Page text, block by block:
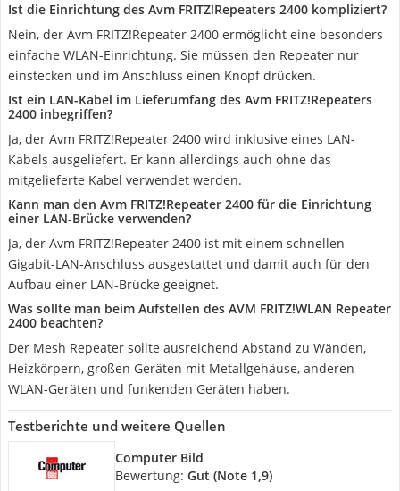
Ist die Einrichtung des Avm FRITZ!Repeaters 2400 kompliziert?
Nein, der Avm FRITZ!Repeater 2400 ermöglicht eine besonders
einfache WLAN-Einrichtung. Sie müssen den Repeater nur
einstecken und im Anschluss einen Knopf drücken.
Ist ein LAN-Kabel im Lieferumfang des Avm FRITZ!Repeaters
2400 inbegriffen?
Ja, der Avm FRITZ!Repeater 2400 wird inklusive eines LAN-
Kabels ausgeliefert. Er kann allerdings auch ohne das
mitgelieferte Kabel verwendet werden.
Kann man den Avm FRITZ!Repeater 2400 für die Einrichtung
einer LAN-Brücke verwenden?
Ja, der Avm FRITZ!Repeater 2400 ist mit einem schnellen
Gigabit-LAN-Anschluss ausgestattet und damit auch für den
Aufbau einer LAN-Brücke geeignet.
Was sollte man beim Aufstellen des AVM FRITZ!WLAN Repeater
2400 beachten?
Der Mesh Repeater sollte ausreichend Abstand zu Wänden,
Heizkörpern, großen Geräten mit Metallgehäuse, anderen
WLAN-Geräten und funkenden Geräten haben.
Testberichte und weitere Quellen
Computer Bild
Bewertung: Gut (Note 1,9)